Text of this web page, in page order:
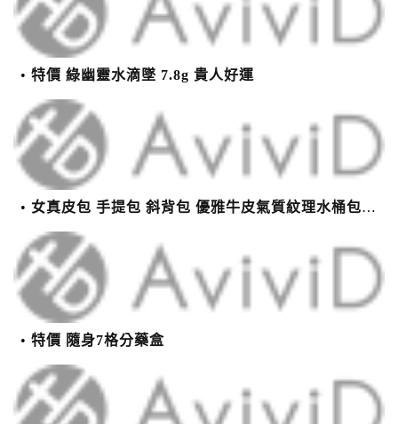
特價 綠幽靈水滴墜 7.8g 貴人好運
女真皮包 手提包 斜背包 優雅牛皮氣質紋理水桶包(2色)【XBO7950112】＊艾美時尚(現+預)
特價 隨身7格分藥盒